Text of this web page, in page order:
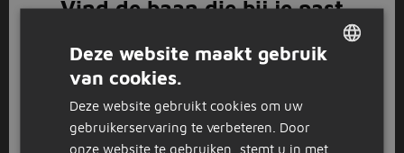
Vind de baan die bij je past
Met de productie vacatures in Tilburg kun je
verschillende kanten op. Denk niet alleen aan banen
in een grote productiehal, zoals
operatorof productiemedewerker, maar ook aan
werk dat een bepaalde specialisatie vereist. Neem
bijvoorbeeld banen alsmeubelmaker,banketbakker
Deze website maakt gebruik
van cookies.
Deze website gebruikt cookies om uw
gebruikerservaring te verbeteren. Door
onze website te gebruiken, stemt u in met